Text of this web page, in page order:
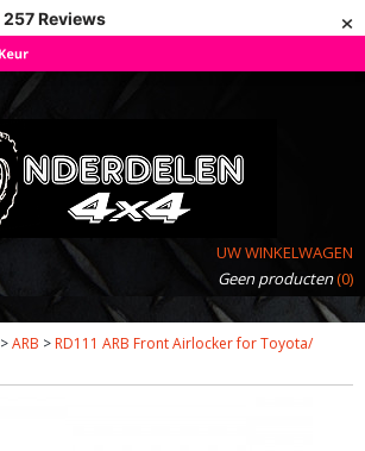
257 Reviews ×
UW WINKELWAGEN
Geen producten(0)
>ARB > RD111 ARB Front Airlocker for Toyota/